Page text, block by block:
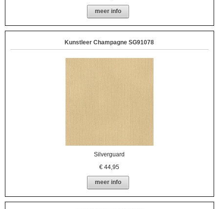
meer info
Kunstleer Champagne SG91078
Silverguard
€44,95
meer info